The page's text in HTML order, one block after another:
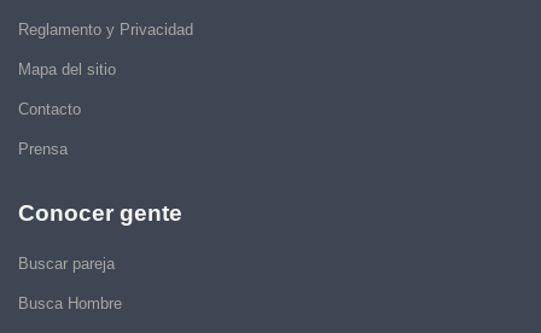
Reglamento y Privacidad
Mapa del sitio
Contacto
Prensa
Conocer gente
Buscar pareja
Busca Hombre